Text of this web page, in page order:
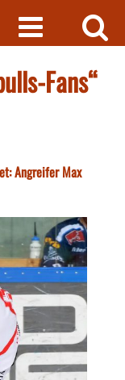
Fans“
Angreifer Max